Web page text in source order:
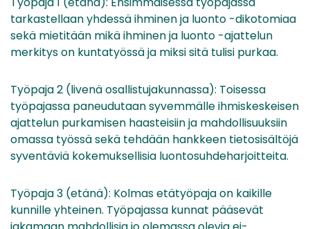
tarkastellaan yhdessä ihminen ja luonto -dikotomiaa
sekä mietitään mikä ihminen ja luonto -ajattelun
merkitys on kuntatyössä ja miksi sitä tulisi purkaa.
Työpaja 2 (livenä osallistujakunnassa): Toisessa
työpajassa paneudutaan syvemmälle ihmiskeskeisen
ajattelun purkamisen haasteisiin ja mahdollisuuksiin
omassa työssä sekä tehdään hankkeen tietosisältöjä
syventäviä kokemuksellisia luontosuhdeharjoitteita.
Työpaja 3 (etänä): Kolmas etätyöpaja on kaikille
kunnille yhteinen. Työpajassa kunnat pääsevät